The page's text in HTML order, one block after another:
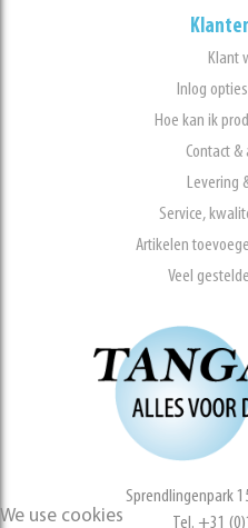
Klant
Inlog
Hoe kan ik
Contact
Levering
Service,
Artikelen
Veel
Sprendlingenpark
Tel. +31
We use cookies